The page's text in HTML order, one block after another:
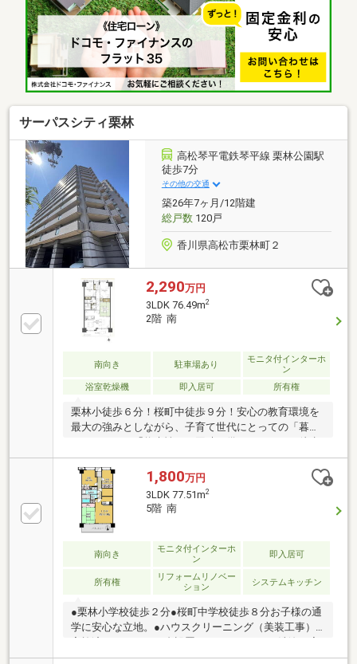
すい間取り≫■収納豊富な2LDK■LDK14.7帖■雨でも安
心のインナーバルコニー本日ご案内可能です♪
サーパスシティ栗林
高松琴平電鉄琴平線 栗林公園駅
徒歩7分
その他の交通
築26年7ヶ月/12階建
総戸数120戸
香川県高松市栗林町２
2,290万円
3LDK 76.49m2
2階 南
南向き 駐車場あり
モニタ付インターホ
ン
浴室乾燥機
即入居可 所有権
栗林小徒歩６分！桜町中徒歩９分！安心の教育環境を
最大の強みとしながら、子育て世代にとっての「暮ら
圏で通学できる距離は、日々の安全と親の負担軽減に
つながり、地域コミュニティとの結びつきも自然に深
まります。さらに、リフォーム済みで即入居可能な状
態は、子育て世代にとって時間や費用の節約となり、
快適な生活をすぐに始められる大きなメリット。加え
て、栗林公園や中心街へのアクセスも良好で、資産価
値の維持にも期待できる立地です。平面駐車場も確保
済みです。教育環境・生活利便性・資産性を三位一体
で叶えるこの住まいは、未来を見据えた「安心投資」
1,800万円
3LDK 77.51m2
5階 南
南向き
モニタ付インターホ
ン
即入居可
所有権
リフォームリノベー
ション
システムキッチン
●栗林小学校徒歩２分●桜町中学校徒歩８分お子様の通
学に安心な立地。●ハウスクリーニング（美装工事）
了済み（２０２６年７月２６日完了）●２０２０年１